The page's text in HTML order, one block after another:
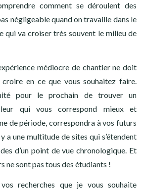
comment se déroulent des
négligeable quand on travaille dans le
qui va croiser très souvent le milieu de
médiocre de chantier ne doit
en ce que vous souhaitez faire.
pour le prochain de trouver un
qui vous correspond mieux et
de période, correspondra à vos futurs
a une multitude de sites qui s’étendent
d’un point de vue chronologique. Et
ne sont pas tous des étudiants !
recherches que je vous souhaite